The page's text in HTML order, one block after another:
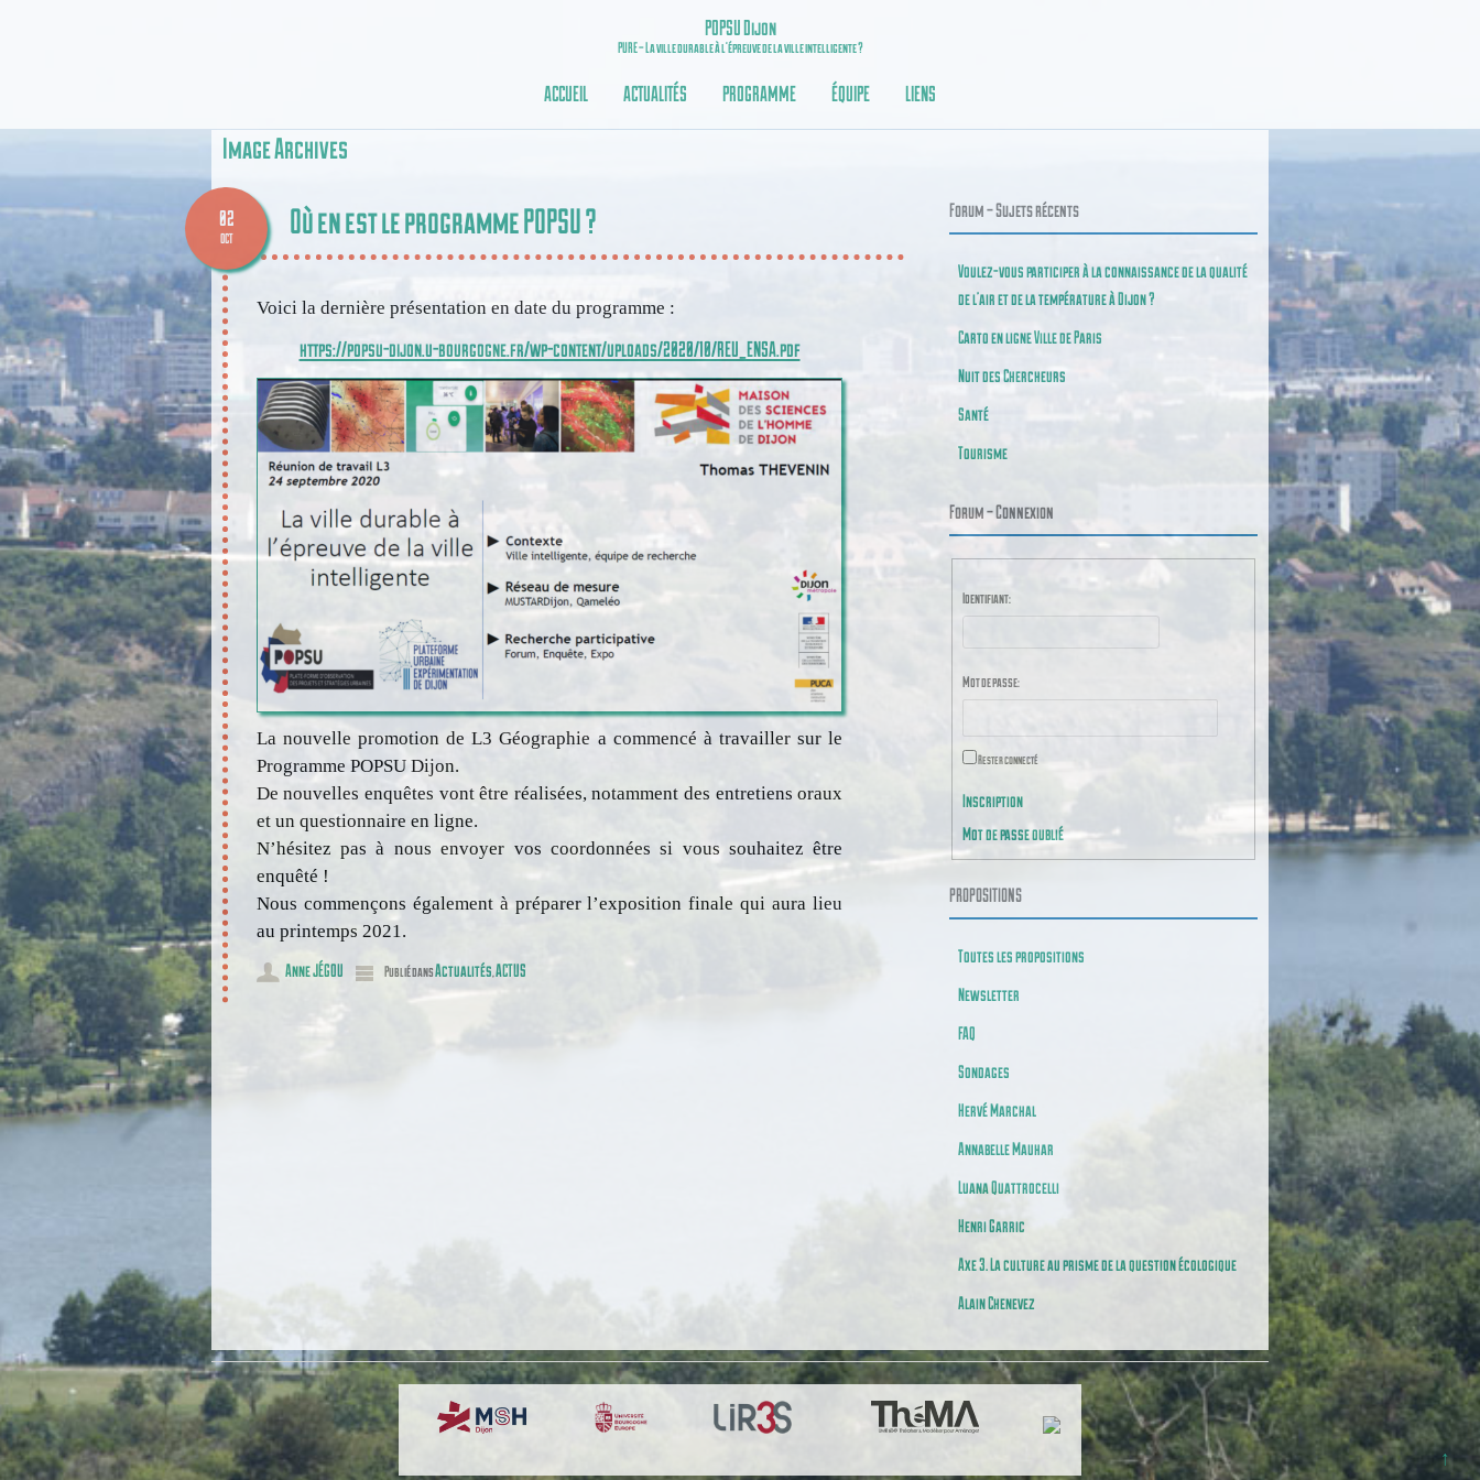
POPSU Dijon
PURE – La ville durable à l’épreuve de la ville intelligente ?
ACCUEIL ACTUALITÉS PROGRAMME ÉQUIPE LIENS
ImageArchives
02
OCT Où en est le programme POPSU ?
Voici la dernière présentation en date du programme :
https://popsu-dijon.u-bourgogne.fr/wp-content/uploads/2020/10/REU_ENSA.pdf
La nouvelle promotion de L3 Géographie a commencé à travailler sur le
Programme POPSU Dijon.
De nouvelles enquêtes vont être réalisées, notamment des entretiens oraux
et un questionnaire en ligne.
N’hésitez pas à nous envoyer vos coordonnées si vous souhaitez être
enquêté !
Nous commençons également à préparer l’exposition finale qui aura lieu
au printemps 2021.
Anne JÉGOU
Publié dansActualités,ACTUS
Forum – Sujets récents
Voulez-vous participer à la connaissance de la qualité
de l’air et de la température à Dijon ?
Carto en ligne Ville de Paris
Nuit des Chercheurs
Santé
Tourisme
Forum – Connexion
Identifiant:
Mot de passe:
Rester connecté
Inscription
Mot de passe oublié
PROPOSITIONS
Toutes les propositions
Newsletter
FAQ
Sondages
Hervé Marchal
Annabelle Mauhar
Luana Quattrocelli
Henri Garric
Axe 3. La culture au prisme de la question écologique
Alain Chenevez
↑